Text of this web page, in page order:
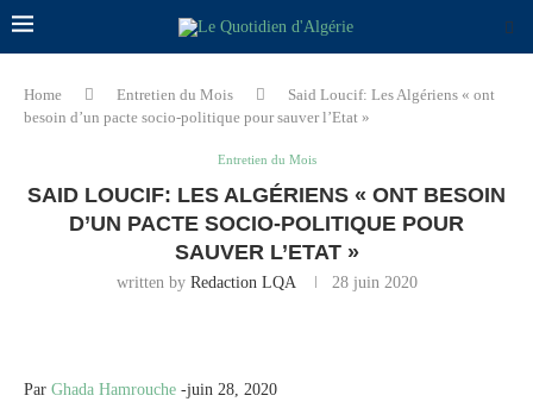
Home Entretien du Mois
Said Loucif: Les Algériens « ont
besoin d’un pacte socio-politique pour sauver l’Etat »
Entretien du Mois
SAID LOUCIF: LES ALGÉRIENS « ONT BESOIN
D’UN PACTE SOCIO-POLITIQUE POUR
SAUVER L’ETAT »
written by Redaction LQA 28 juin 2020
Par Ghada Hamrouche -juin 28, 2020